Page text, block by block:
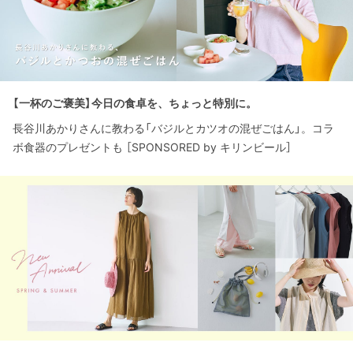
【一杯のご褒美】今日の食卓を、ちょっと特別に。
長谷川あかりさんに教わる「バジルとカツオの混ぜごはん」。コラ
ボ食器のプレゼントも ［SPONSORED by キリンビール］